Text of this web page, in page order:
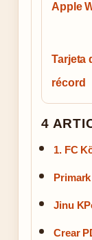
Apple
Tarjeta
récord
4
1. FC
Jinu
Crear